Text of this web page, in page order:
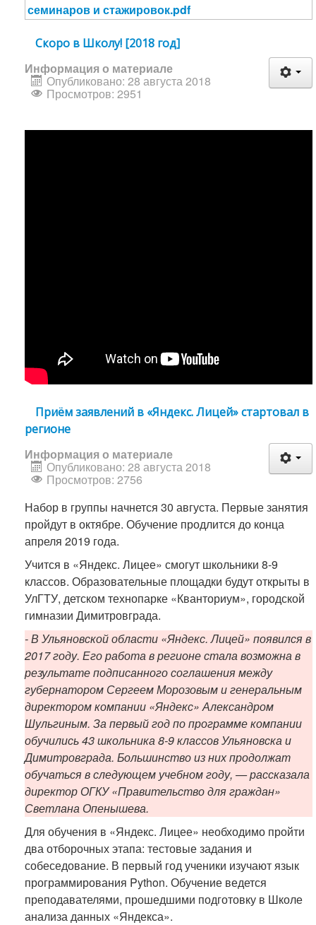
семинаров и стажировок.pdf
Скоро в Школу! [2018 год]
Информация о материале
Опубликовано: 28 августа 2018
Просмотров: 2951
Приём заявлений в «Яндекс. Лицей» стартовал в
регионе
Информация о материале
Опубликовано: 28 августа 2018
Просмотров: 2756
Набор в группы начнется 30 августа. Первые занятия
пройдут в октябре. Обучение продлится до конца
апреля 2019 года.
Учится в «Яндекс. Лицее» смогут школьники 8-9
классов. Образовательные площадки будут открыты в
УлГТУ, детском технопарке «Кванториум», городской
гимназии Димитровграда.
- В Ульяновской области «Яндекс. Лицей» появился в
2017 году. Его работа в регионе стала возможна в
результате подписанного соглашения между
губернатором Сергеем Морозовым и генеральным
директором компании «Яндекс» Александром
Шульгиным. За первый год по программе компании
обучились 43 школьника 8-9 классов Ульяновска и
Димитровграда. Большинство из них продолжат
обучаться в следующем учебном году, — рассказала
директор ОГКУ «Правительство для граждан»
Светлана Опенышева.
Для обучения в «Яндекс. Лицее» необходимо пройти
два отборочных этапа: тестовые задания и
собеседование. В первый год ученики изучают язык
программирования Python. Обучение ведется
преподавателями, прошедшими подготовку в Школе
анализа данных «Яндекса».